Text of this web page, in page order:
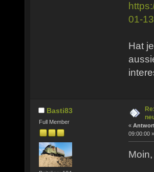
01-
Hat
Basti83
Full Member
«
09:00:00 »
Moin,